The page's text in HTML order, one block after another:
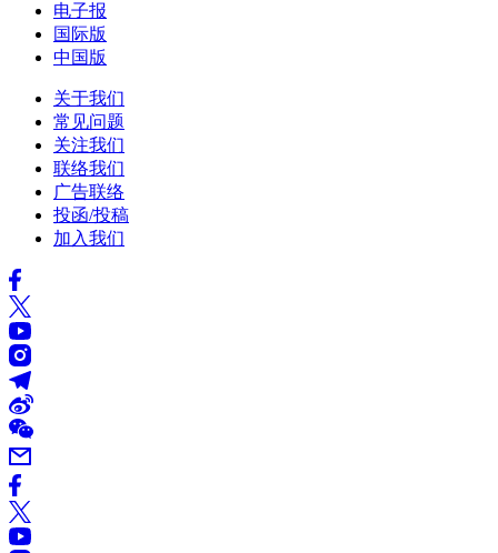
电子报
国际版
中国版
关于我们
常见问题
关注我们
联络我们
广告联络
投函/投稿
加入我们